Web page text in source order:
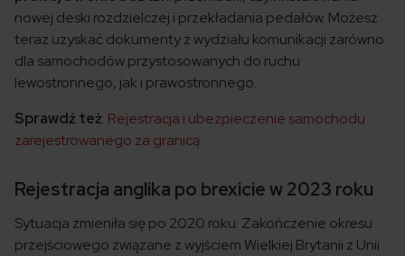
nowej deski rozdzielczej i przekładania pedałów. Możesz
teraz uzyskać dokumenty z wydziału komunikacji zarówno
dla samochodów przystosowanych do ruchu
lewostronnego, jak i prawostronnego.
Sprawdź też: Rejestracja i ubezpieczenie samochodu
zarejestrowanego za granicą
Rejestracja anglika po brexicie w 2023 roku
Sytuacja zmieniła się po 2020 roku. Zakończenie okresu
przejściowego związane z wyjściem Wielkiej Brytanii z Unii